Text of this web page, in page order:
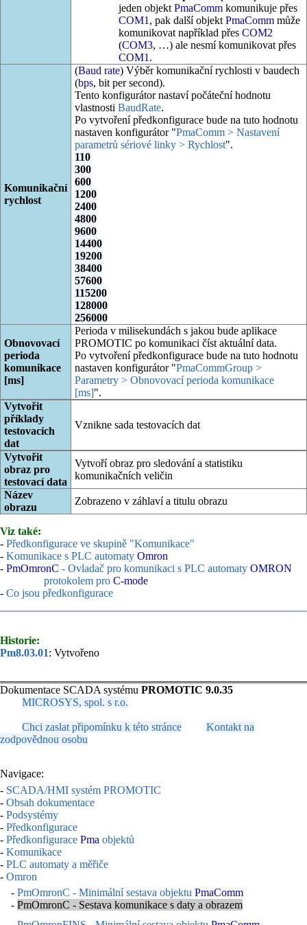
jeden objekt PmaCommkomunikuje přes
COM1 , pak další objekt PmaCommmůže
komunikovat například přes COM2
(COM3, …) ale nesmí komunikovat přes
COM1 .
Komunikační
rychlost
(Baud rate) Výběr komunikační rychlosti v baudech
(bps, bit per second).
Tento konfigurátor nastaví počáteční hodnotu
vlastnosti BaudRate.
Po vytvoření předkonfigurace bude na tuto hodnotu
nastaven konfigurátor "PmaComm > Nastavení
parametrů sériové linky > Rychlost".
110
300
600
1200
2400
4800
9600
14400
19200
38400
57600
115200
128000
256000
Obnovovací
perioda
komunikace
[ms]
Perioda v milisekundách s jakou bude aplikace
PROMOTIC po komunikaci číst aktuální data.
Po vytvoření předkonfigurace bude na tuto hodnotu
nastaven konfigurátor "PmaCommGroup >
Parametry > Obnovovací perioda komunikace
[ms]".
Vytvořit
příklady
testovacích
dat
Vznikne sada testovacích dat
Vytvořit
obraz pro
testovací data
Vytvoří obraz pro sledování a statistiku
komunikačních veličin
Název
obrazu
Zobrazeno v záhlaví a titulu obrazu
Viz také:
- Předkonfigurace ve skupině "Komunikace"
- Komunikace s PLC automaty Omron
- PmOmronC - Ovladač pro komunikaci s PLC automaty OMRON
protokolem pro C-mode
- Co jsou předkonfigurace
Historie:
Pm8.03.01: Vytvořeno
Dokumentace SCADA systému PROMOTIC 9.0.35
MICROSYS, spol. s r.o.
Chci zaslat připomínku k této stránce
Kontakt na
zodpovědnou osobu
Navigace:
- SCADA/HMI systém PROMOTIC
- Obsah dokumentace
- Podsystémy
- Předkonfigurace
- Předkonfigurace Pma objektů
- Komunikace
- PLC automaty a měřiče
- Omron
- PmOmronC - Minimální sestava objektu PmaComm
- PmOmronC - Sestava komunikace s daty a obrazem